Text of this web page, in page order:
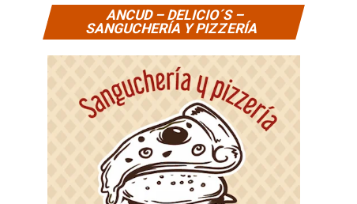
ANCUD – DELICIO´S –
SANGUCHERÍA Y PIZZERÍA